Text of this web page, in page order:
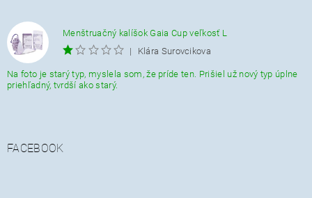
Menštruačný kalíšok Gaia Cup veľkosť L
|
Klára Surovcikova
Na foto je starý typ, myslela som, že príde ten. Prišiel už nový typ úplne
priehľadný, tvrdší ako starý.
FACEBOOK